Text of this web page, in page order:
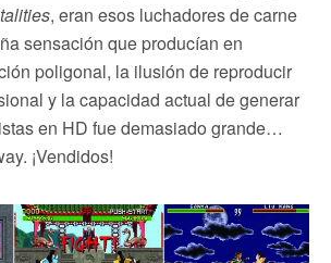
, eran esos luchadores de carne
sensación que producían en
poligonal, la ilusión de reproducir
y la capacidad actual de generar
en HD fue demasiado grande…
¡Vendidos!